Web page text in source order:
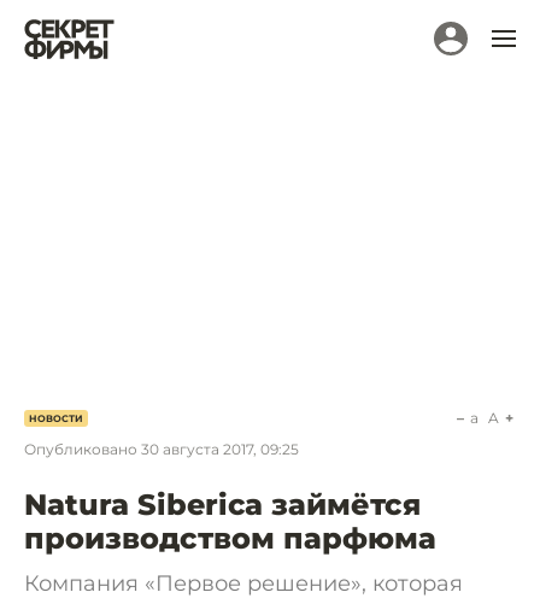
НОВОСТИ
Опубликовано 30 августа 2017, 09:25
a A
Natura Siberica займётся
производством парфюма
Компания «Первое решение», которая